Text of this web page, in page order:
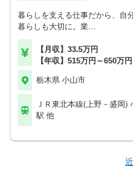
暮らしを支える仕事だから、自
暮らしも大切に。業…
【月収】33.5万円
【年収】515万円～650万円
栃木県 小山市
ＪＲ東北本線(上野－盛岡)
駅 他